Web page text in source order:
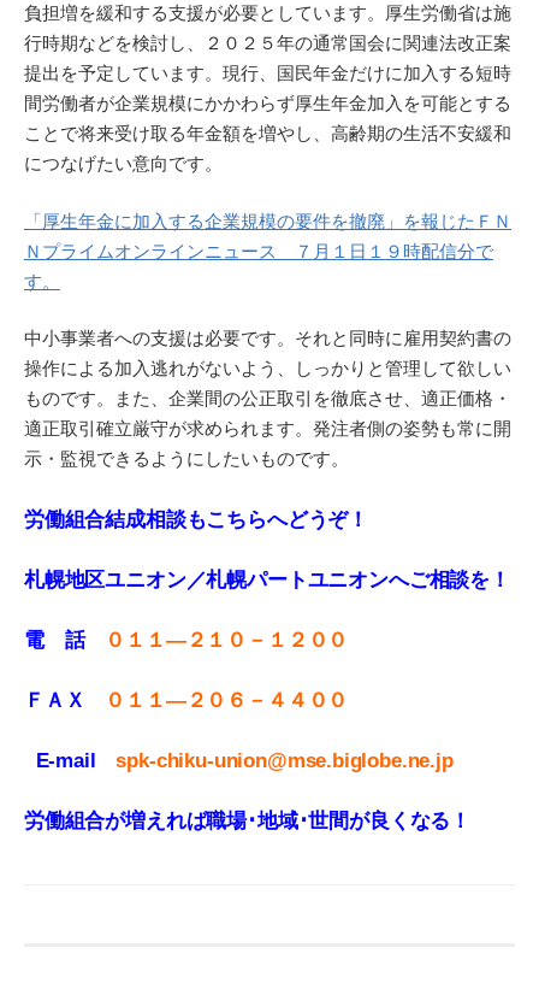
負担増を緩和する支援が必要としています。厚生労働省は施
行時期などを検討し、２０２５年の通常国会に関連法改正案
提出を予定しています。現行、国民年金だけに加入する短時
間労働者が企業規模にかかわらず厚生年金加入を可能とする
ことで将来受け取る年金額を増やし、高齢期の生活不安緩和
につなげたい意向です。
「厚生年金に加入する企業規模の要件を撤廃」を報じたＦＮ
Ｎプライムオンラインニュース ７月１日１９時配信分で
す。
中小事業者への支援は必要です。それと同時に雇用契約書の
操作による加入逃れがないよう、しっかりと管理して欲しい
ものです。また、企業間の公正取引を徹底させ、適正価格・
適正取引確立厳守が求められます。発注者側の姿勢も常に開
示・監視できるようにしたいものです。
労働組合結成相談もこちらへどうぞ！
札幌地区ユニオン／札幌パートユニオンへご相談を！
電 話 ０１１—２１０－１２００
ＦＡＸ ０１１—２０６－４４００
E-mailspk-chiku-union@mse.biglobe.ne.jp
労働組合が増えれば職場･地域･世間が良くなる！